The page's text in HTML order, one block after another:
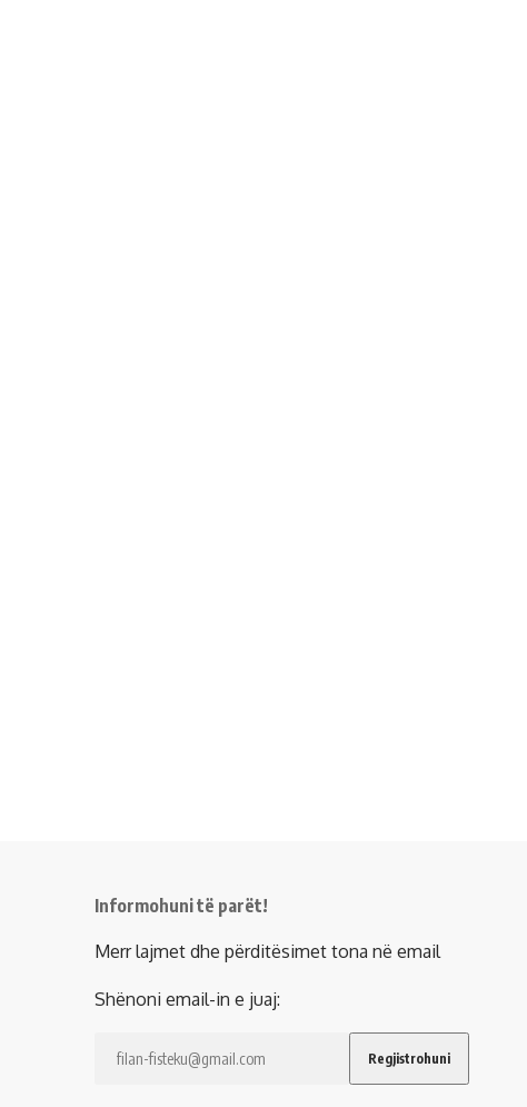
Informohuni të parët!
Merr lajmet dhe përditësimet tona në email
Shënoni email-in e juaj: